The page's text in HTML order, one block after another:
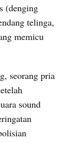
(denging
telinga,
memicu
seorang pria
sound